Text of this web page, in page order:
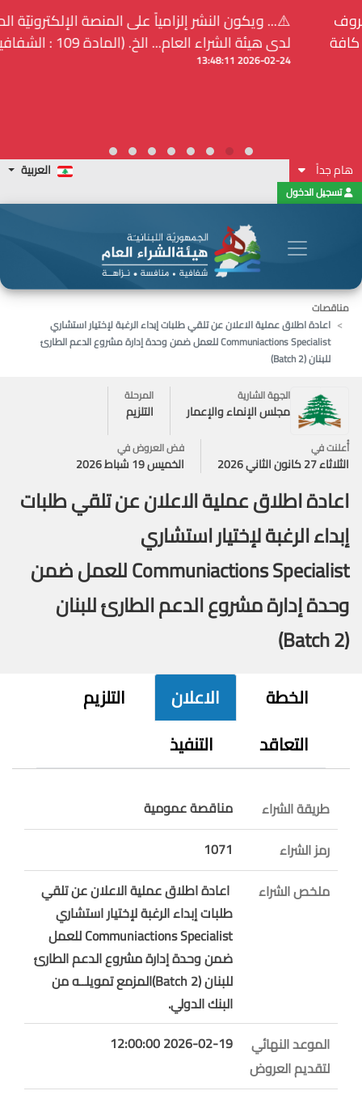
⚠️... ويكون النشر إلزامياً على المنصة الإلكترونيّة المركزيّة
لدى هيئة الشراء العام... الخ. (المادة 109 : الشفافية)
هام جداً العربية
تسجيل الدخول
مناقصات
اعادة اطلاق عملية الاعلان عن تلقي طلبات إبداء الرغبة لإختيار استشاري
Communiactions Specialist للعمل ضمن وحدة إدارة مشروع الدعم الطارئ
للبنان (Batch 2)
الجهة الشارية
مجلس الإنماء والإعمار
المرحلة
التلزيم
أُعلنت في
الثلاثاء 27 كانون الثاني 2026
فض العروض في
الخميس 19 شباط 2026
اعادة اطلاق عملية الاعلان عن تلقي طلبات
إبداء الرغبة لإختيار استشاري
Communiactions Specialist للعمل ضمن
وحدة إدارة مشروع الدعم الطارئ للبنان
(Batch 2)
الخطة الاعلان
التلزيم
التعاقد
التنفيذ
طريقة الشراء
مناقصة عمومية
رمز الشراء
1071
ملخص الشراء
اعادة اطلاق عملية الاعلان عن تلقي
طلبات إبداء الرغبة لإختيار استشاري
Communiactions Specialist للعمل
ضمن وحدة إدارة مشروع الدعم الطارئ
للبنان (Batch 2)المزمع تمويلــه من
البنك الدولي.
الموعد النهائي
لتقديم العروض
2026-02-19 12:00:00